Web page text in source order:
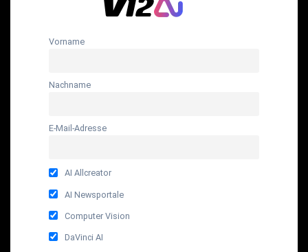
Vorname
Nachname
E-Mail-Adresse
AI Allcreator
AI Newsportale
Computer Vision
DaVinci AI